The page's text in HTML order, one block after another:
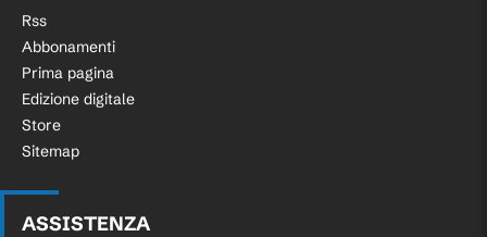
Rss
Abbonamenti
Prima pagina
Edizione digitale
Store
Sitemap
ASSISTENZA